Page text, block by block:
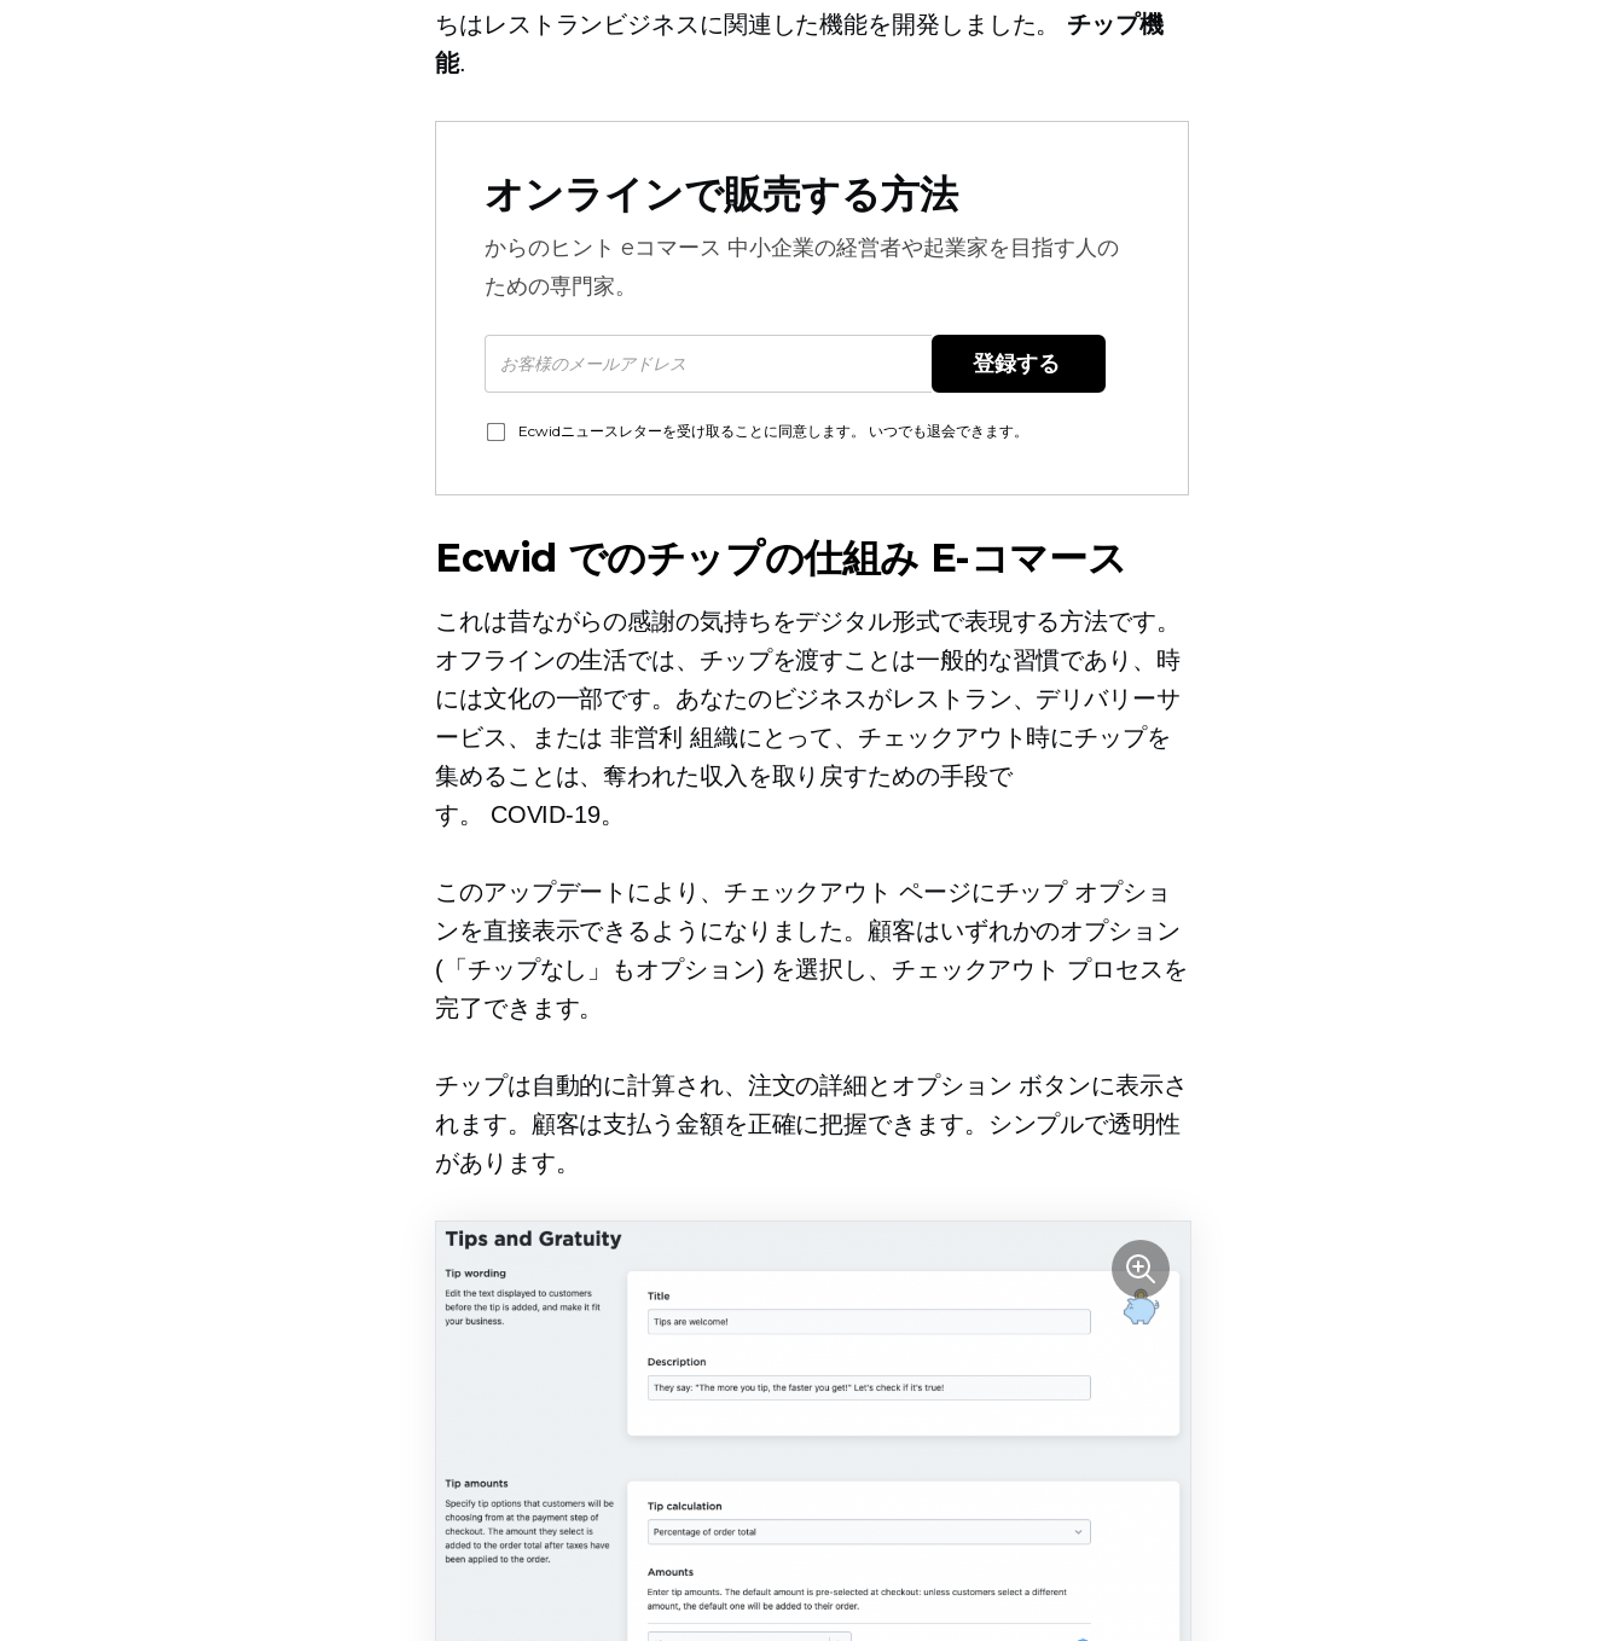
ちはレストランビジネスに関連した機能を開発しました。 チップ機
能.
オンラインで販売する方法
からのヒント eコマース 中小企業の経営者や起業家を目指す人の
ための専門家。
Ecwidニュースレターを受け取ることに同意します。 いつでも退会できます。
Ecwid でのチップの仕組み E-コマース
これは昔ながらの感謝の気持ちをデジタル形式で表現する方法です。
オフラインの生活では、チップを渡すことは一般的な習慣であり、時
には文化の一部です。あなたのビジネスがレストラン、デリバリーサ
ービス、または非営利 組織にとって、チェックアウト時にチップを
集めることは、奪われた収入を取り戻すための手段で
す。 COVID-19。
このアップデートにより、チェックアウト ページにチップ オプショ
ンを直接表示できるようになりました。顧客はいずれかのオプション
(「チップなし」もオプション) を選択し、チェックアウト プロセスを
完了できます。
チップは自動的に計算され、注文の詳細とオプション ボタンに表示さ
れます。顧客は支払う金額を正確に把握できます。シンプルで透明性
があります。